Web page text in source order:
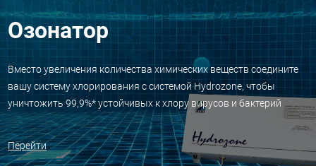
Озонатор
Вместо увеличения количества химических веществ соедините
вашу систему хлорирования с системой Hydrozone, чтобы
уничтожить 99,9%* устойчивых к хлору вирусов и бактерий
Перейти